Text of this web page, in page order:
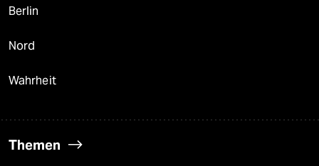
Berlin
Nord
Wahrheit
Themen